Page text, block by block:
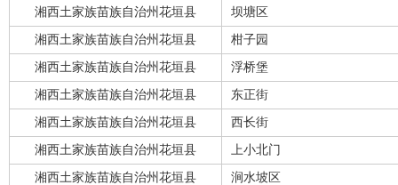
湘西土家族苗族自治州花垣县 坝塘区
湘西土家族苗族自治州花垣县 柑子园
湘西土家族苗族自治州花垣县 浮桥堡
湘西土家族苗族自治州花垣县 东正街
湘西土家族苗族自治州花垣县 西长街
湘西土家族苗族自治州花垣县 上小北门
湘西土家族苗族自治州花垣县 涧水坡区